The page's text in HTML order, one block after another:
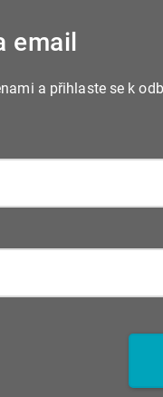
email
a přihlaste se k